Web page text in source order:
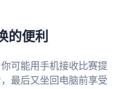
的便利
可能用手机接收比赛提
最后又坐回电脑前享受